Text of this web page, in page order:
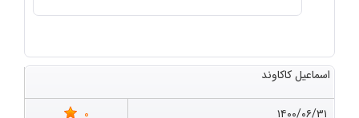
اسماعیل کاکاوند
۱۴۰۰/۰۶/۳۱
0